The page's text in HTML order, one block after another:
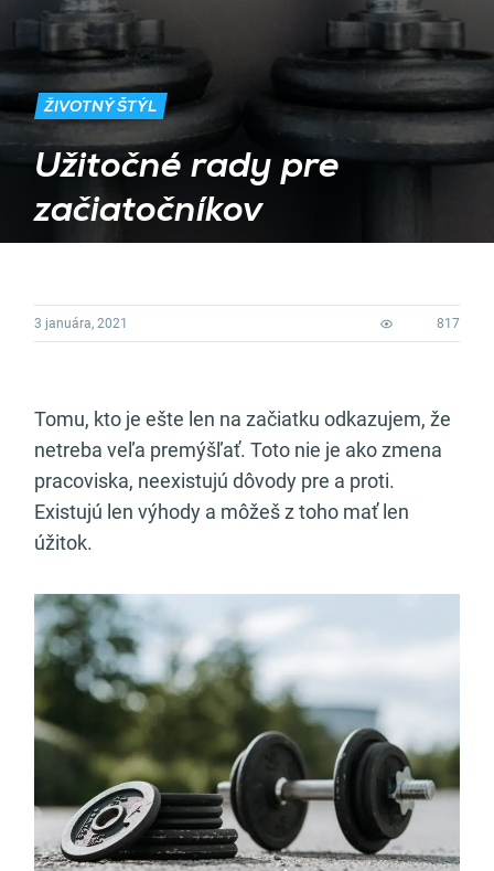
ŽIVOTNÝ ŠTÝL
Užitočné rady pre
začiatočníkov
3 januára, 2021 817
Tomu, kto je ešte len na začiatku odkazujem, že
netreba veľa premýšľať. Toto nie je ako zmena
pracoviska, neexistujú dôvody pre a proti.
Existujú len výhody a môžeš z toho mať len
úžitok.